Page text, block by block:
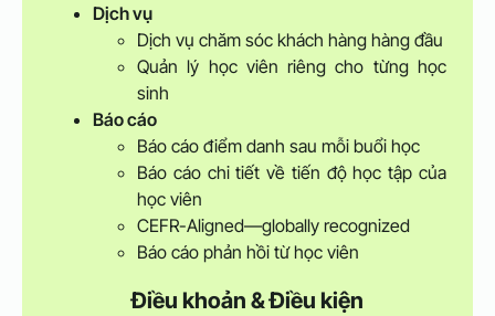
Dịch vụ
Dịch vụ chăm sóc khách hàng hàng đầu
Quản lý học viên riêng cho từng học
sinh
Báo cáo
Báo cáo điểm danh sau mỗi buổi học
Báo cáo chi tiết về tiến độ học tập của
học viên
CEFR-Aligned—globally recognized
Báo cáo phản hồi từ học viên
Điều khoản & Điều kiện